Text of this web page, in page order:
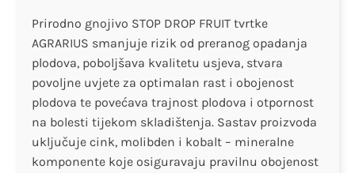
Prirodno gnojivo STOP DROP FRUIT tvrtke
AGRARIUS smanjuje rizik od preranog opadanja
plodova, poboljšava kvalitetu usjeva, stvara
povoljne uvjete za optimalan rast i obojenost
plodova te povećava trajnost plodova i otpornost
na bolesti tijekom skladištenja. Sastav proizvoda
uključuje cink, molibden i kobalt – mineralne
komponente koje osiguravaju pravilnu obojenost